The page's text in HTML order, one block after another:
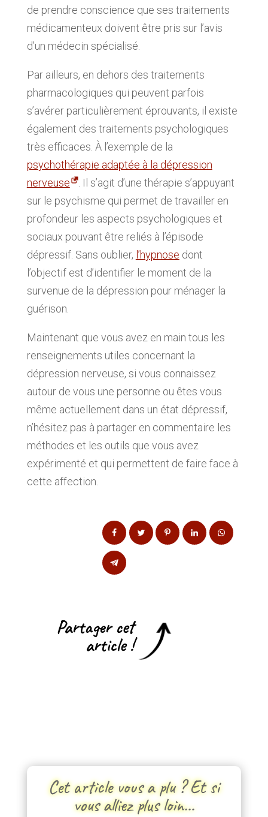
de prendre conscience que ses traitements
médicamenteux doivent être pris sur l’avis
d’un médecin spécialisé.
Par ailleurs, en dehors des traitements
pharmacologiques qui peuvent parfois
s’avérer particulièrement éprouvants, il existe
également des traitements psychologiques
très efficaces. À l’exemple de la
psychothérapie adaptée à la dépression
nerveuse
. Il s’agit d’une thérapie s’appuyant
sur le psychisme qui permet de travailler en
profondeur les aspects psychologiques et
sociaux pouvant être reliés à l’épisode
dépressif. Sans oublier, l’hypnose dont
l’objectif est d’identifier le moment de la
survenue de la dépression pour ménager la
guérison.
Maintenant que vous avez en main tous les
renseignements utiles concernant la
dépression nerveuse, si vous connaissez
autour de vous une personne ou êtes vous
même actuellement dans un état dépressif,
n’hésitez pas à partager en commentaire les
méthodes et les outils que vous avez
expérimenté et qui permettent de faire face à
cette affection.
Partager cet
article !
Cet article vous a plu ? Et si
vous alliez plus loin…